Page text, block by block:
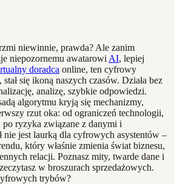
niewinnie, prawda? Ale zanim
niepozornemu awatarowi AI, lepiej
doradca online, ten cyfrowy
się ikoną naszych czasów. Działa bez
analizę, szybkie odpowiedzi.
algorytmu kryją się mechanizmy,
rzut oka: od ograniczeń technologii,
ryzyka związane z danymi i
nie jest laurką dla cyfrowych asystentów –
który właśnie zmienia świat biznesu,
relacji. Poznasz mity, twarde dane i
w broszurach sprzedażowych.
trybów?